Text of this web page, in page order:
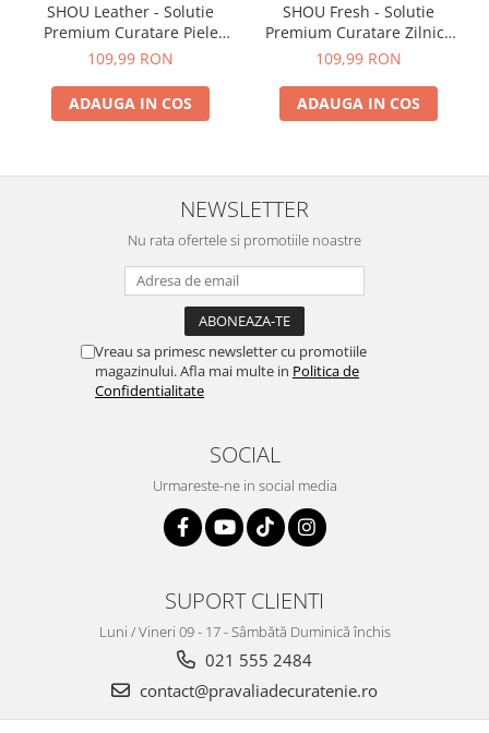
SHOU Leather - Solutie
Premium Curatare Piele
200ml
109,99 RON
ADAUGA IN COS
SHOU Fresh - Solutie
Premium Curatare Zilnica
250ml
109,99 RON
ADAUGA IN COS
NEWSLETTER
Nu rata ofertele si promotiile noastre
Vreau sa primesc newsletter cu promotiile
magazinului. Afla mai multe in Politica de
Confidentialitate
SOCIAL
Urmareste-ne in social media
SUPORT CLIENTI
Luni / Vineri 09 - 17 - Sâmbătă Duminică închis
021 555 2484
contact@pravaliadecuratenie.ro